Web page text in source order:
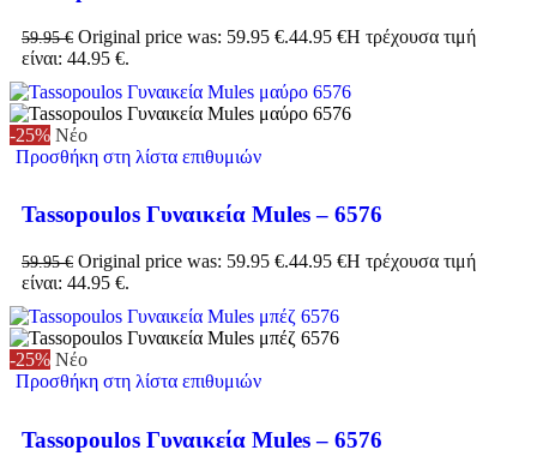
59.95€ Original price was: 59.95 €.44.95 €Η τρέχουσα τιμή
είναι: 44.95 €.
-25% Νέο
Προσθήκη στη λίστα επιθυμιών
Tassopoulos Γυναικεία Mules – 6576
59.95€ Original price was: 59.95 €.44.95 €Η τρέχουσα τιμή
είναι: 44.95 €.
-25% Νέο
Προσθήκη στη λίστα επιθυμιών
Tassopoulos Γυναικεία Mules – 6576